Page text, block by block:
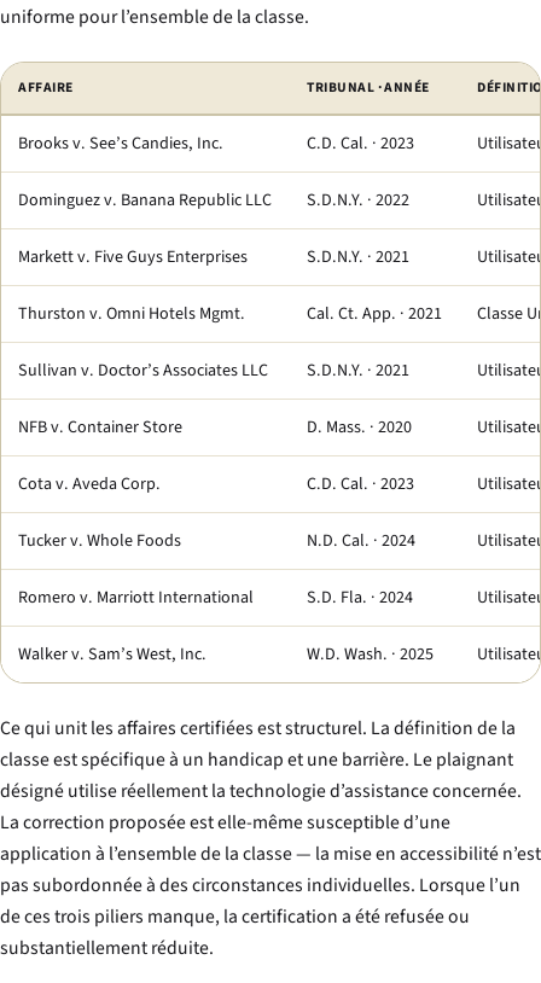
uniforme pour l’ensemble de la classe.
AFFAIRE TRIBUNAL · ANNÉE
Brooks v. See’s Candies, Inc. C.D. Cal. · 2023
Dominguez v. Banana Republic LLC S.D.N.Y. · 2022
Markett v. Five Guys Enterprises S.D.N.Y. · 2021
Thurston v. Omni Hotels Mgmt. Cal. Ct. App. · 2021 Classe
Sullivan v. Doctor’s Associates LLC S.D.N.Y. · 2021
NFB v. Container Store D. Mass. · 2020
Cota v. Aveda Corp. C.D. Cal. · 2023
Tucker v. Whole Foods N.D. Cal. · 2024
Romero v. Marriott International S.D. Fla. · 2024
Walker v. Sam’s West, Inc. W.D. Wash. · 2025
Ce qui unit les affaires certifiées est structurel. La définition de la
classe est spécifique à un handicap et une barrière. Le plaignant
désigné utilise réellement la technologie d’assistance concernée.
La correction proposée est elle-même susceptible d’une
application à l’ensemble de la classe — la mise en accessibilité n’est
pas subordonnée à des circonstances individuelles. Lorsque l’un
de ces trois piliers manque, la certification a été refusée ou
substantiellement réduite.